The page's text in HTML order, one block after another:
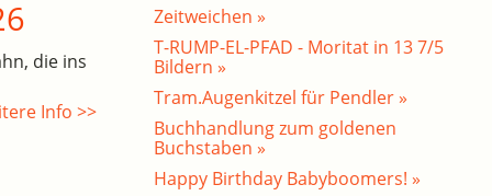
die ins
Info >>
Zeitweichen »
T-RUMP-EL-PFAD - Moritat in 13 7/5
Bildern »
Tram.Augenkitzel für Pendler »
Buchhandlung zum goldenen
Buchstaben »
Happy Birthday Babyboomers! »